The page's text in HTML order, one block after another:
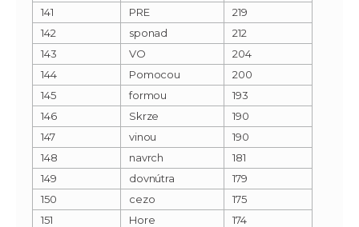
141
PRE
219
142
sponad
212
143
VO
204
144
Pomocou
200
145
formou
193
146
Skrze
190
147
vinou
190
148
navrch
181
149
dovnútra
179
150
cezo
175
151
Hore
174